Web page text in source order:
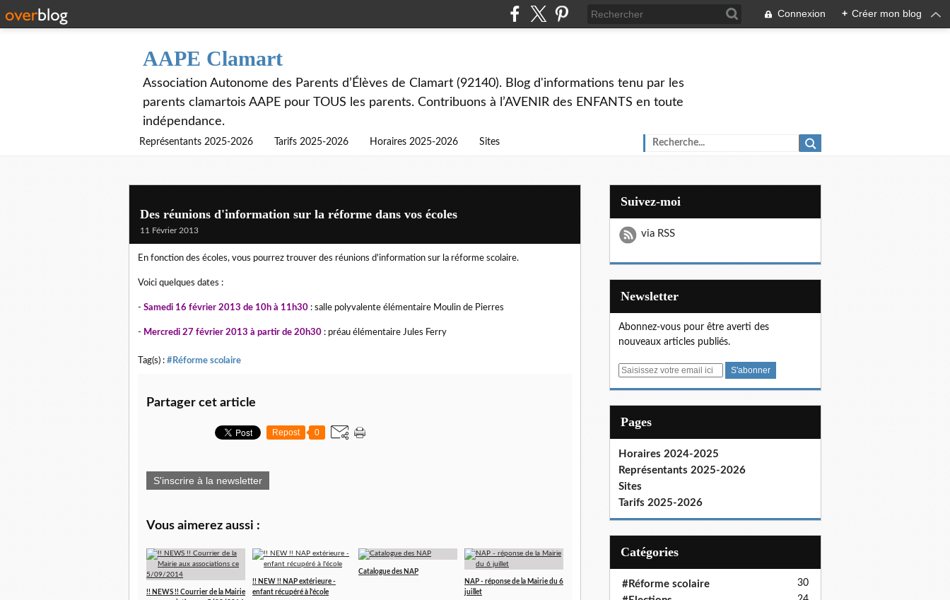
Connexion + Créer mon blog
AAPE Clamart
Association Autonome des Parents d’Élèves de Clamart (92140). Blog d'informations tenu par les
parents clamartois AAPE pour TOUS les parents. Contribuons à l’AVENIR des ENFANTS en toute
indépendance.
Représentants 2025-2026 Tarifs 2025-2026 Horaires 2025-2026 Sites
Des réunions d'information sur la réforme dans vos écoles
11 Février 2013
En fonction des écoles, vous pourrez trouver des réunions d'information sur la réforme scolaire.
Voici quelques dates :
- Samedi 16 février 2013 de 10h à 11h30 : salle polyvalente élémentaire Moulin de Pierres
- Mercredi 27 février 2013 à partir de 20h30 : préau élémentaire Jules Ferry
Tag(s) : #Réforme scolaire
Partager cet article
Repost 0
S'inscrire à la newsletter
Vous aimerez aussi :
!! NEWS !! Courrier de la Mairie
!! NEW !! NAP extérieure -
enfant récupéré à l'école
Catalogue des NAP
NAP - réponse de la Mairie du 6
juillet
Suivez-moi
via RSS
Newsletter
Abonnez-vous pour être averti des
nouveaux articles publiés.
E
Pages
Horaires 2024-2025
Représentants 2025-2026
Sites
Tarifs 2025-2026
Catégories
#Réforme scolaire 30